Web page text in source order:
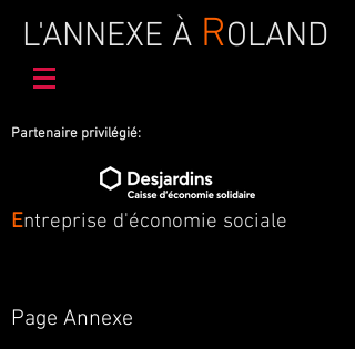
L'ANNEXE À ROLAND
Partenaire privilégié:
Entreprise d'économie sociale
Page Annexe